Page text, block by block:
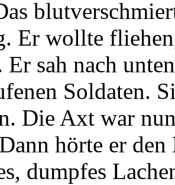
Er wollte
Er sah nach
Soldaten.
Die Axt war
hörte er
dumpfes